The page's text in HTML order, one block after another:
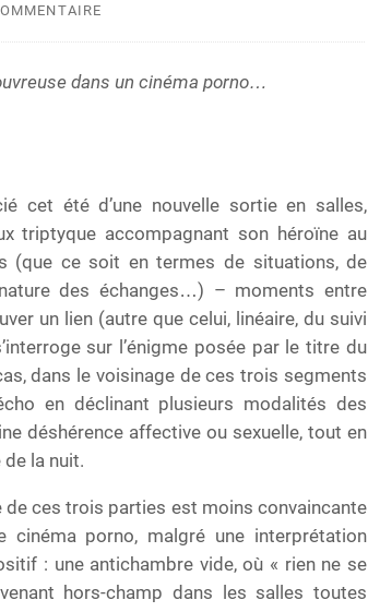
dans un cinéma porno…
cet été d’une nouvelle sortie en salles,
triptyque accompagnant son héroïne au
(que ce soit en termes de situations, de
des échanges…) – moments entre
un lien (autre que celui, linéaire, du suivi
sur l’énigme posée par le titre du
dans le voisinage de ces trois segments
en déclinant plusieurs modalités des
déshérence affective ou sexuelle, tout en
la nuit.
de ces trois parties est moins convaincante
porno, malgré une interprétation
: une antichambre vide, où « rien ne se
hors-champ dans les salles toutes